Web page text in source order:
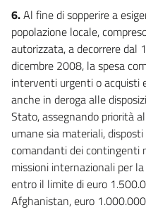
6.Al fine di sopperire a
popolazione locale,
autorizzata, a decorrere dal
dicembre 2008, la spesa
interventi urgenti o acquisti
anche in deroga alle
Stato, assegnando priorità
umane sia materiali,
comandanti dei contingenti
missioni internazionali per
entro il limite di euro
Afghanistan, euro